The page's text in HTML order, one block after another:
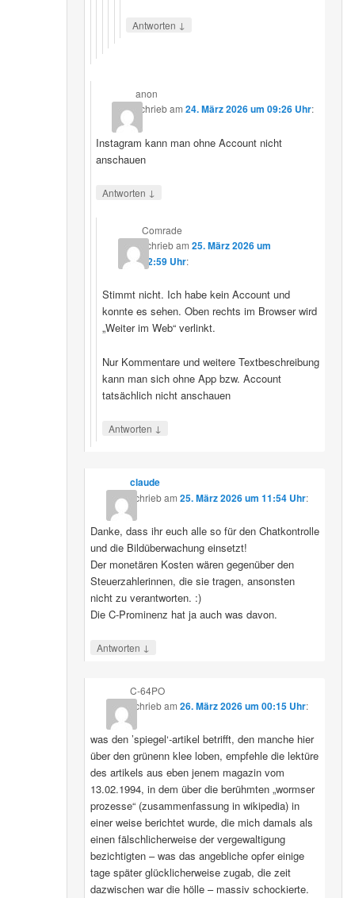
Antworten ↓
anon
schriebam24. März 2026 um 09:26 Uhr:
Instagram kann man ohne Account nicht
anschauen
Antworten ↓
Comrade
schriebam 25. März 2026 um
12:59 Uhr:
Stimmt nicht. Ich habe kein Account und
konnte es sehen. Oben rechts im Browser wird
„Weiter im Web“ verlinkt.
Nur Kommentare und weitere Textbeschreibung
kann man sich ohne App bzw. Account
tatsächlich nicht anschauen
Antworten ↓
claude
schriebam 25. März 2026 um 11:54 Uhr:
Danke, dass ihr euch alle so für den Chatkontrolle
und die Bildüberwachung einsetzt!
Der monetären Kosten wären gegenüber den
Steuerzahlerinnen, die sie tragen, ansonsten
nicht zu verantworten. :)
Die C-Prominenz hat ja auch was davon.
Antworten ↓
C-64PO
schriebam 26. März 2026 um 00:15 Uhr:
was den ’spiegel‘-artikel betrifft, den manche hier
über den grünenn klee loben, empfehle die lektüre
des artikels aus eben jenem magazin vom
13.02.1994, in dem über die berühmten „wormser
prozesse“ (zusammenfassung in wikipedia) in
einer weise berichtet wurde, die mich damals als
einen fälschlicherweise der vergewaltigung
bezichtigten – was das angebliche opfer einige
tage später glücklicherweise zugab, die zeit
dazwischen war die hölle – massiv schockierte.